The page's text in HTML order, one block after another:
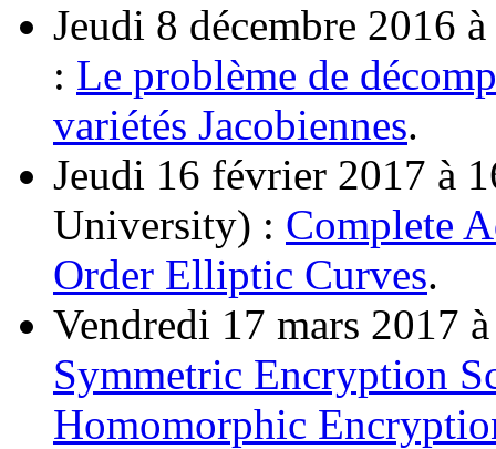
Jeudi 8 décembre 2016
: Le problème de
variétés Jacobiennes.
Jeudi 16 février 2017 à
University) : Complete
Order Elliptic Curves.
Vendredi 17 mars 2017
Symmetric Encryption
Homomorphic